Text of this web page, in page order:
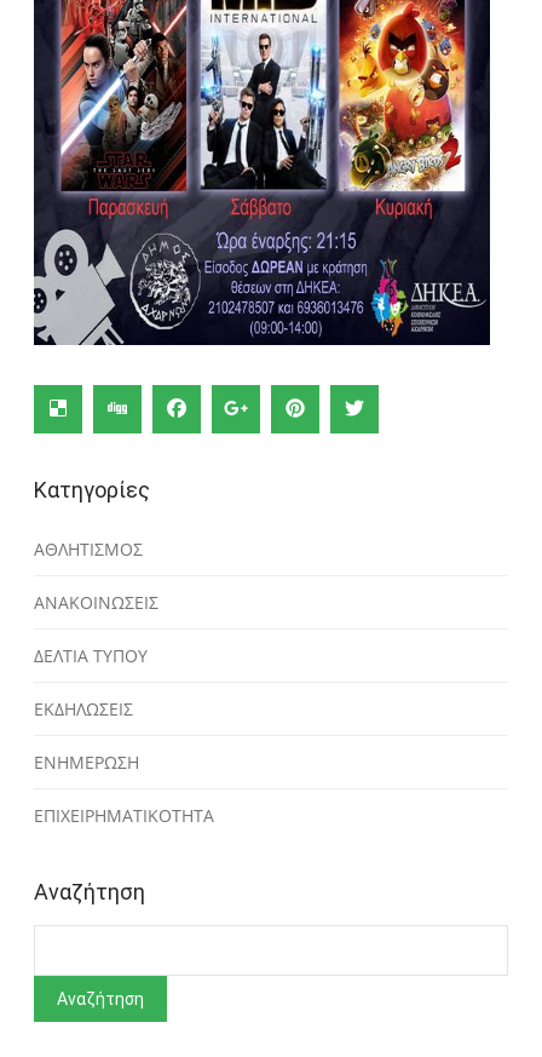
Κατηγορίες
ΑΘΛΗΤΙΣΜΟΣ
ΑΝΑΚΟΙΝΩΣΕΙΣ
ΔΕΛΤΙΑ ΤΥΠΟΥ
ΕΚΔΗΛΩΣΕΙΣ
ΕΝΗΜΕΡΩΣΗ
ΕΠΙΧΕΙΡΗΜΑΤΙΚΟΤΗΤΑ
Αναζήτηση